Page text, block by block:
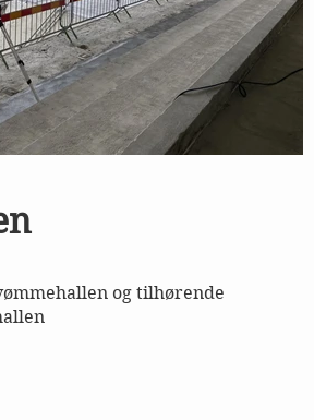
og tilhørende